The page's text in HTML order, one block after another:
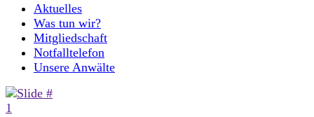
Aktuelles
Was tun wir?
Mitgliedschaft
Notfalltelefon
Unsere Anwälte